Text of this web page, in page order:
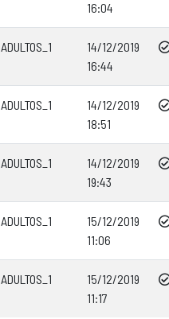
16:04
ADULTOS_1
14/12/2019
16:44
ADULTOS_1
14/12/2019
18:51
ADULTOS_1
14/12/2019
19:43
ADULTOS_1
15/12/2019
11:06
ADULTOS_1
15/12/2019
11:17